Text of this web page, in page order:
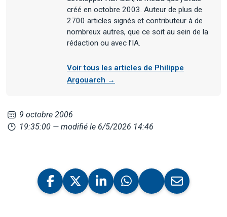
créé en octobre 2003. Auteur de plus de
2700 articles signés et contributeur à de
nombreux autres, que ce soit au sein de la
rédaction ou avec l’IA.
Voir tous les articles de Philippe
Argouarch →
9 octobre 2006
19:35:00 — modifié le 6/5/2026 14:46